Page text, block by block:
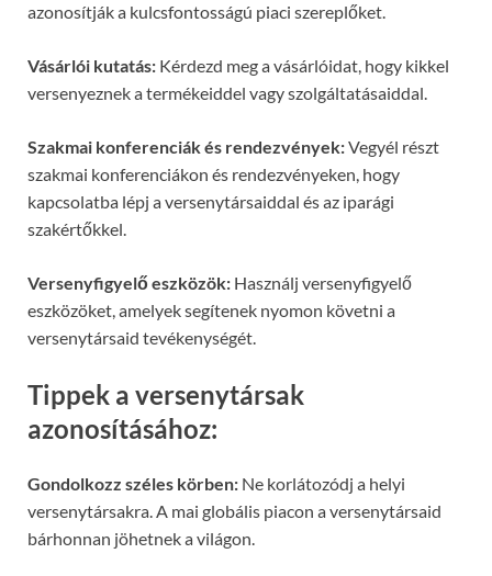
azonosítják a kulcsfontosságú piaci szereplőket.
Vásárlói kutatás: Kérdezd meg a vásárlóidat, hogy kikkel
versenyeznek a termékeiddel vagy szolgáltatásaiddal.
Szakmai konferenciák és rendezvények:Vegyél részt
szakmai konferenciákon és rendezvényeken, hogy
kapcsolatba lépj a versenytársaiddal és az iparági
szakértőkkel.
Versenyfigyelő eszközök: Használj versenyfigyelő
eszközöket, amelyek segítenek nyomon követni a
versenytársaid tevékenységét.
Tippek a versenytársak
azonosításához:
Gondolkozz széles körben: Ne korlátozódj a helyi
versenytársakra. A mai globális piacon a versenytársaid
bárhonnan jöhetnek a világon.